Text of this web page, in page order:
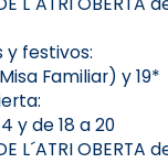
y festivos:
Familiar) y 19*
y de 18 a 20
L´ATRI OBERTA